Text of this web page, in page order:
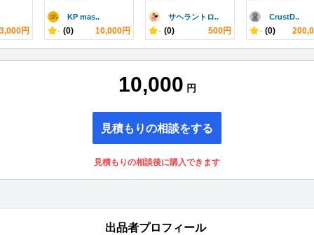
3,000円
KP mas..
- (0) 10,000円
サヘラントロ..
- (0) 500円
CrustD..
- (0)
10,000 円
見積もりの相談をする
見積もりの相談後に購入できます
出品者プロフィール